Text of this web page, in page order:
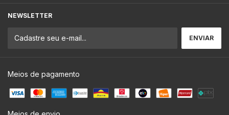
NEWSLETTER
Meios de pagamento